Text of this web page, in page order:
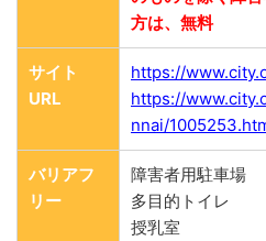
方は、無料
サイト
URL
https://
https://
nnai/
バリアフ
リー
障害者用駐車場
多目的トイレ
授乳室